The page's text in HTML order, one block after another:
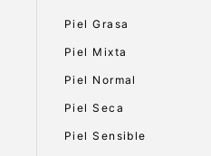
Piel Grasa
Piel Mixta
Piel Normal
Piel Seca
Piel Sensible